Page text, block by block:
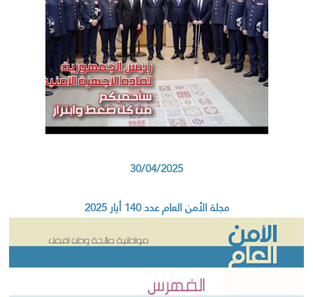
30/04/2025
مجلة الأمن العام عدد 140 أيار 2025